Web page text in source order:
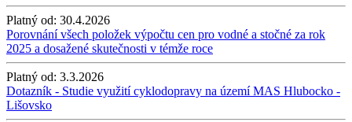
Platný od: 30.4.2026
Porovnání všech položek výpočtu cen pro vodné a stočné za rok
2025 a dosažené skutečnosti v témže roce
Platný od: 3.3.2026
Dotazník - Studie využití cyklodopravy na území MAS Hlubocko -
Lišovsko